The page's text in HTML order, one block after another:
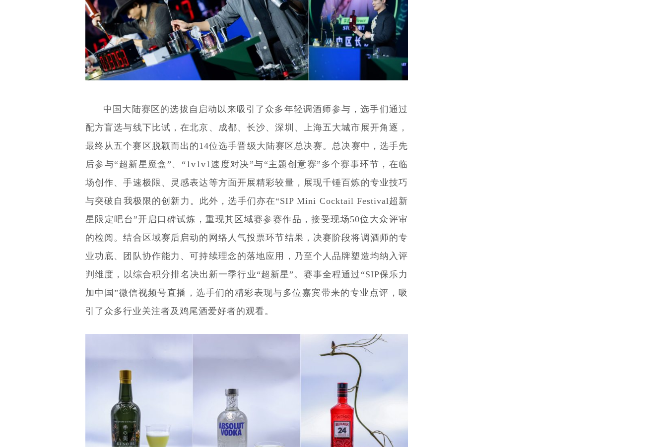
中国大陆赛区的选拔自启动以来吸引了众多年轻调酒师参与，选手们通过
配方盲选与线下比试，在北京、成都、长沙、深圳、上海五大城市展开角逐，
最终从五个赛区脱颖而出的14位选手晋级大陆赛区总决赛。总决赛中，选手先
后参与“超新星魔盒”、“1v1v1速度对决”与“主题创意赛”多个赛事环节，在临
场创作、手速极限、灵感表达等方面开展精彩较量，展现千锤百炼的专业技巧
与突破自我极限的创新力。此外，选手们亦在“SIP Mini Cocktail Festival超新
星限定吧台”开启口碑试炼，重现其区域赛参赛作品，接受现场50位大众评审
的检阅。结合区域赛后启动的网络人气投票环节结果，决赛阶段将调酒师的专
业功底、团队协作能力、可持续理念的落地应用，乃至个人品牌塑造均纳入评
判维度，以综合积分排名决出新一季行业“超新星”。赛事全程通过“SIP保乐力
加中国”微信视频号直播，选手们的精彩表现与多位嘉宾带来的专业点评，吸
引了众多行业关注者及鸡尾酒爱好者的观看。